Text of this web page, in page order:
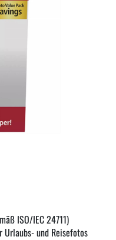
ISO/IEC 24711)
und Reisefotos